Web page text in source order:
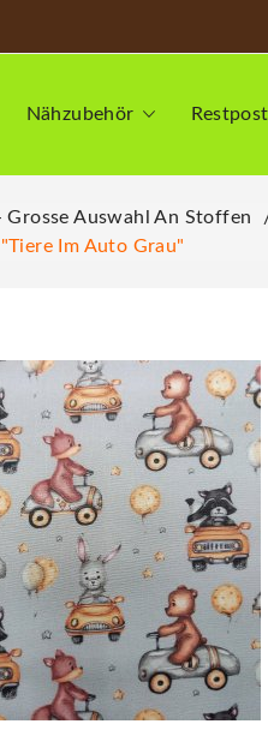
Nähzubehör
Auswahl An Stoffen
Im Auto Grau"